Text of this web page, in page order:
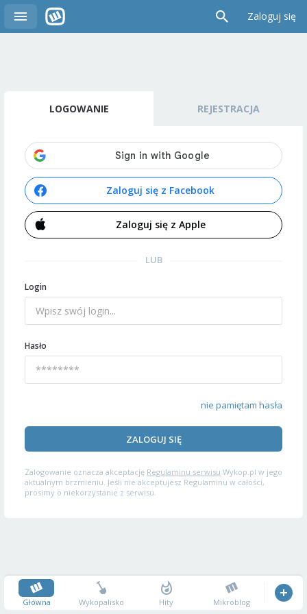
Zaloguj się
LOGOWANIE REJESTRACJA
Zaloguj się z Facebook
Zaloguj się z Apple
LUB
Login
Hasło
nie pamiętam hasła
ZALOGUJ SIĘ
Zalogowanie oznacza akceptację Regulaminu serwisu Wykop.pl w jego
aktualnym brzmieniu. Jeśli nie akceptujesz Regulaminu w całości,
prosimy o niekorzystanie z serwisu.
Główna Wykopalisko Hity Mikroblog